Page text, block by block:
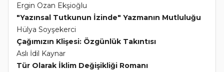
Ergin Ozan Ekşioğlu
"Yazınsal Tutkunun İzinde" Yazmanın Mutluluğu
Hülya Soyşekerci
Çağımızın Klişesi: Özgünlük Takıntısı
Aslı İdil Kaynar
Tür Olarak İklim Değişikliği Romanı